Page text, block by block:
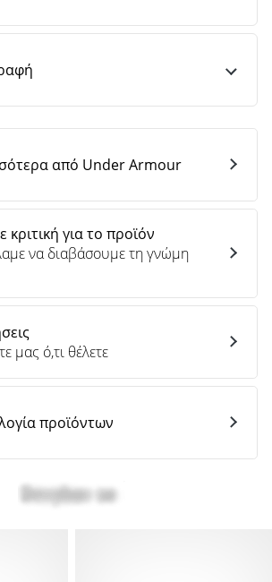
για το προϊόν
κριτική για το προϊόν
να διαβάσουμε τη γνώμη
μας ό,τι θέλετε
προϊόντων
από Under Armour